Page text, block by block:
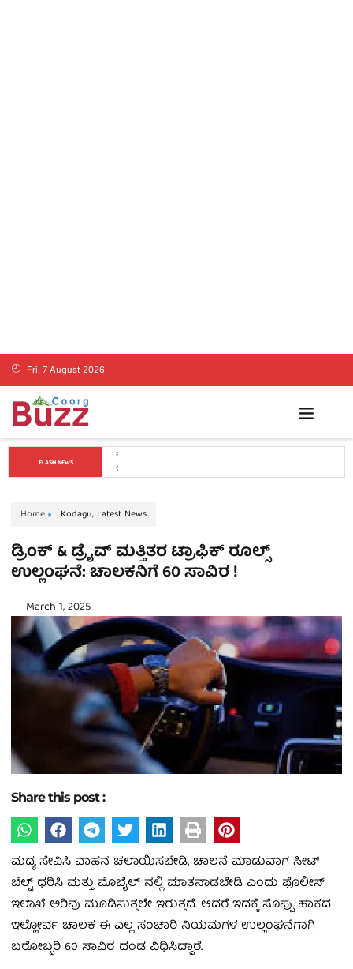
Fri, 7 August 2026
FLASH NEWS
ಕೊಡಗಿನ ಯುವ ನಾಯಕ ಪೊನ್ನಣ್ಣಗೆ ಸಚಿವ ಸ್ಥಾನ..? ನಿಯೋಗದ
ಎದುರು ಸಿಎಂ ಡಿ.ಕೆ. ಶಿವಕುಮಾರ್ ಮಹತ್ವದ ಸುಳಿವು..!
Home Kodagu, Latest News
ಡ್ರಿಂಕ್‌ & ಡ್ರೈವ್‌ ಮತ್ತಿತರ ಟ್ರಾಫಿಕ್ ರೂಲ್ಸ್
ಉಲ್ಲಂಘನೆ: ಚಾಲಕನಿಗೆ 60 ಸಾವಿರ !
March 1, 2025
Share this post :
ಮದ್ಯ ಸೇವಿಸಿ ವಾಹನ ಚಲಾಯಿಸಬೇಡಿ, ಚಾಲನೆ ಮಾಡುವಾಗ ಸೀಟ್
ಬೆಲ್ಟ್ ಧರಿಸಿ ಮತ್ತು ಮೊಬೈಲ್ ನಲ್ಲಿ ಮಾತನಾಡಬೇಡಿ ಎಂದು ಪೊಲೀಸ್
ಇಲಾಖೆ ಅರಿವು ಮೂಡಿಸುತ್ತಲೇ ಇರುತ್ತದೆ. ಆದರೆ ಇದಕ್ಕೆ ಸೊಪ್ಪು ಹಾಕದ
ಇಲ್ಲೋರ್ವ ಚಾಲಕ ಈ ಎಲ್ಲ ಸಂಚಾರಿ ನಿಯಮಗಳ ಉಲ್ಲಂಘನೆಗಾಗಿ
ಬರೋಬ್ಬರಿ 60 ಸಾವಿರ ದಂಡ ವಿಧಿಸಿದ್ದಾರೆ.